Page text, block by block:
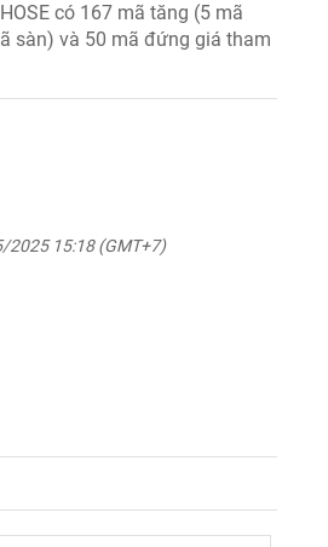
có 167 mã tăng (5 mã
sàn) và 50 mã đứng giá tham
2025 15:18 (GMT+7)